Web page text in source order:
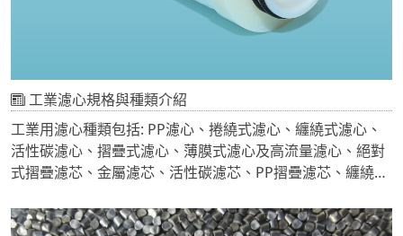
工業濾心規格與種類介紹
工業用濾心種類包括: PP濾心、捲繞式濾心、纏繞式濾心、
活性碳濾心、摺疊式濾心、薄膜式濾心及高流量濾心、絕對
式摺疊濾芯、金屬濾芯、活性碳濾芯、PP摺疊濾芯、纏繞式
體在製程中化學相容性需求。